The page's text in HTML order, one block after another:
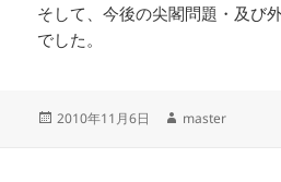
そして、今後の尖閣問題・及び
でした。
投
2010年11月6日
作
master